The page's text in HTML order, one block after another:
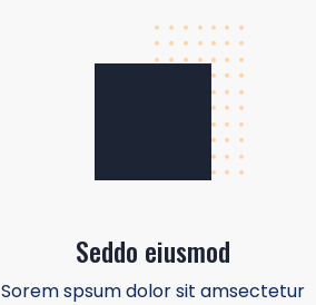
Seddo eiusmod
Sorem spsum dolor sit amsectetur